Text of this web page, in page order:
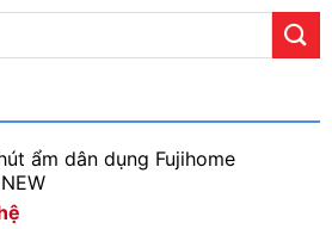
ẩm dân dụng Fujihome